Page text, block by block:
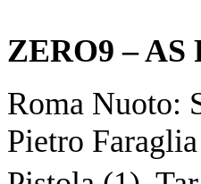
ZERO9 – AS
Roma Nuoto:
Pietro